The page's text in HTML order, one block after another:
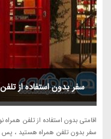
سفر بدون استفاده از
اقامتی بدون استفاده از تلفن
سفر بدون تلفن همراه هستید ، پس